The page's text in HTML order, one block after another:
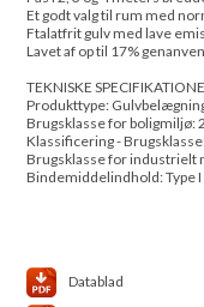
Et godt valg til rum med
Ftalatfrit gulv med lave
Lavet af op til 17%
TEKNISKE
Produkttype:
Brugsklasse for boligmiljø:
Klassificering -
Brugsklasse for industrielt
Bindemiddelindhold: Type I
Datablad